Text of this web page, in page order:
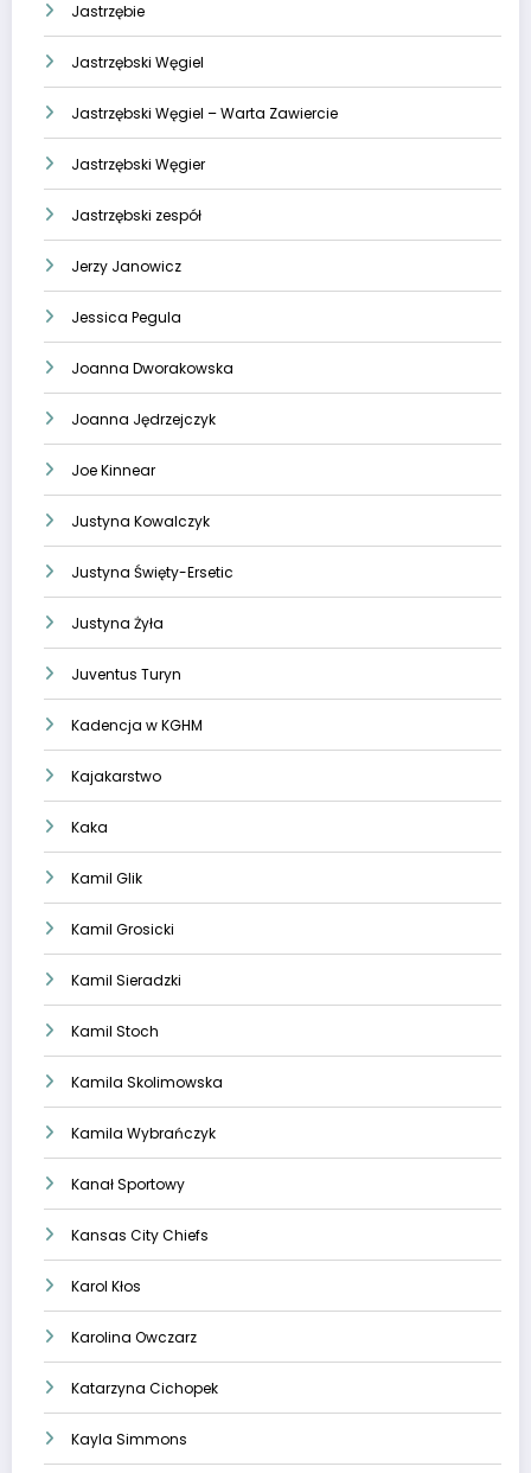
Jastrzębie
Jastrzębski Węgiel
Jastrzębski Węgiel – Warta Zawiercie
Jastrzębski Węgier
Jastrzębski zespół
Jerzy Janowicz
Jessica Pegula
Joanna Dworakowska
Joanna Jędrzejczyk
Joe Kinnear
Justyna Kowalczyk
Justyna Święty-Ersetic
Justyna Żyła
Juventus Turyn
Kadencja w KGHM
Kajakarstwo
Kaka
Kamil Glik
Kamil Grosicki
Kamil Sieradzki
Kamil Stoch
Kamila Skolimowska
Kamila Wybrańczyk
Kanał Sportowy
Kansas City Chiefs
Karol Kłos
Karolina Owczarz
Katarzyna Cichopek
Kayla Simmons